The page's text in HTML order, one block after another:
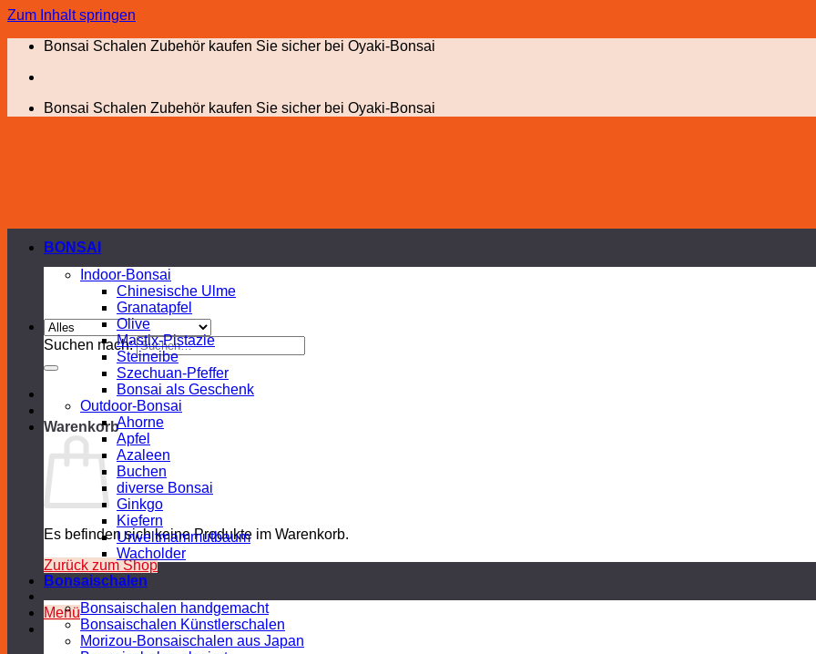
Zum Inhalt springen
Bonsai Schalen Zubehör kaufen Sie sicher bei Oyaki-Bonsai
Bonsai Schalen Zubehör kaufen Sie sicher bei Oyaki-Bonsai
Suchen nach:
Warenkorb
Es befinden sich keine Produkte im Warenkorb.
Zurück zum Shop
Menü
BONSAI
Indoor-Bonsai
Chinesische Ulme
Granatapfel
Olive
Mastix-Pistazie
Steineibe
Szechuan-Pfeffer
Bonsai als Geschenk
Outdoor-Bonsai
Ahorne
Apfel
Azaleen
Buchen
diverse Bonsai
Ginkgo
Kiefern
Urweltmammutbaum
Wacholder
Bonsaischalen
Bonsaischalen handgemacht
Bonsaischalen Künstlerschalen
Morizou-Bonsaischalen aus Japan